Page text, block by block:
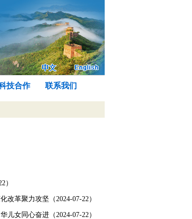
技合作 联系我们
）
革聚力攻坚（2024-07-22）
女同心奋进（2024-07-22）